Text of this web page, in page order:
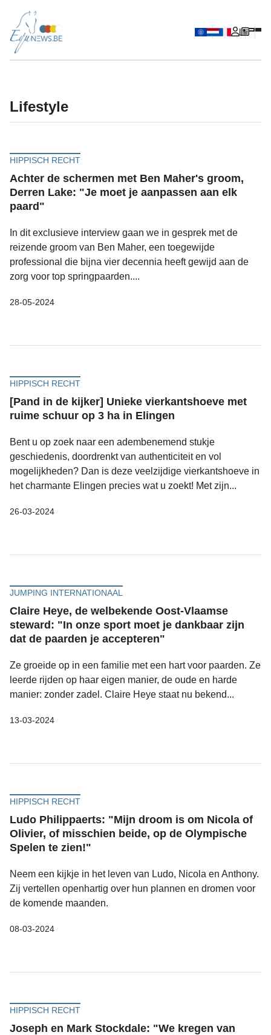
lifestyle
HIPPISCH RECHT
Achter de schermen met Ben Maher's groom,
Derren Lake: "Je moet je aanpassen aan elk
paard"
In dit exclusieve interview gaan we in gesprek met de
reizende groom van Ben Maher, een toegewijde
professional die bijna vier decennia heeft gewijd aan de
zorg voor top springpaarden....
28-05-2024
HIPPISCH RECHT
[Pand in de kijker] Unieke vierkantshoeve met
ruime schuur op 3 ha in Elingen
Bent u op zoek naar een adembenemend stukje
geschiedenis, doordrenkt van authenticiteit en vol
mogelijkheden? Dan is deze veelzijdige vierkantshoeve in
het charmante Elingen precies wat u zoekt! Met zijn...
26-03-2024
JUMPING INTERNATIONAAL
Claire Heye, de welbekende Oost-Vlaamse
steward: "In onze sport moet je dankbaar zijn
dat de paarden je accepteren"
Ze groeide op in een familie met een hart voor paarden. Ze
leerde rijden op haar eigen manier, de oude en harde
manier: zonder zadel. Claire Heye staat nu bekend...
13-03-2024
HIPPISCH RECHT
Ludo Philippaerts: "Mijn droom is om Nicola of
Olivier, of misschien beide, op de Olympische
Spelen te zien!"
Neem een kijkje in het leven van Ludo, Nicola en Anthony.
Zij vertellen openhartig over hun plannen en dromen voor
de komende maanden.
08-03-2024
HIPPISCH RECHT
Joseph en Mark Stockdale: "We kregen van